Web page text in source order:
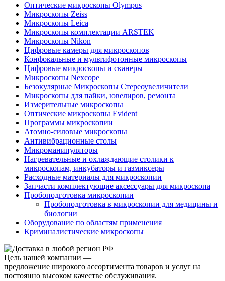
Оптические микроскопы Olympus
Микроскопы Zeiss
Микроскопы Leica
Микроскопы комплектации ARSTEK
Микроскопы Nikon
Цифровые камеры для микроскопов
Конфокальные и мультифотонные микроскопы
Цифровые микроскопы и сканеры
Микроскопы Nexcope
Безокулярные Микроскопы Стереоувеличители
Микроскопы для пайки, ювелиров, ремонта
Измерительные микроскопы
Оптические микроскопы Evident
Программы микроскопии
Атомно-силовые микроскопы
Антивибрационные столы
Микроманипуляторы
Нагревательные и охлаждающие столики к
микроскопам, инкубаторы и газмиксеры
Расходные материалы для микроскопии
Запчасти комплектующие аксессуары для микроскопа
Пробоподготовка микроскопии
Пробоподготовка в микроскопии для медицины и
биологии
Оборудование по областям применения
Криминалистические микроскопы
Цель нашей компании —
предложение широкого ассортимента товаров и услуг на
постоянно высоком качестве обслуживания.